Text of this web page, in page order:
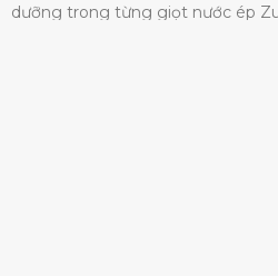
dưỡng trong từng giọt nước ép